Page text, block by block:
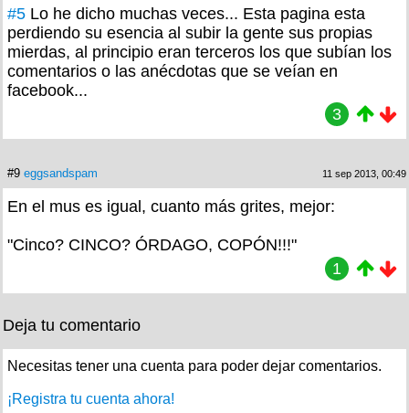
#5 Lo he dicho muchas veces... Esta pagina esta
perdiendo su esencia al subir la gente sus propias
mierdas, al principio eran terceros los que subían los
comentarios o las anécdotas que se veían en
facebook...
3
#9 eggsandspam 11 sep 2013, 00:49
En el mus es igual, cuanto más grites, mejor:
"Cinco? CINCO? ÓRDAGO, COPÓN!!!"
1
Deja tu comentario
Necesitas tener una cuenta para poder dejar comentarios.
¡Registra tu cuenta ahora!